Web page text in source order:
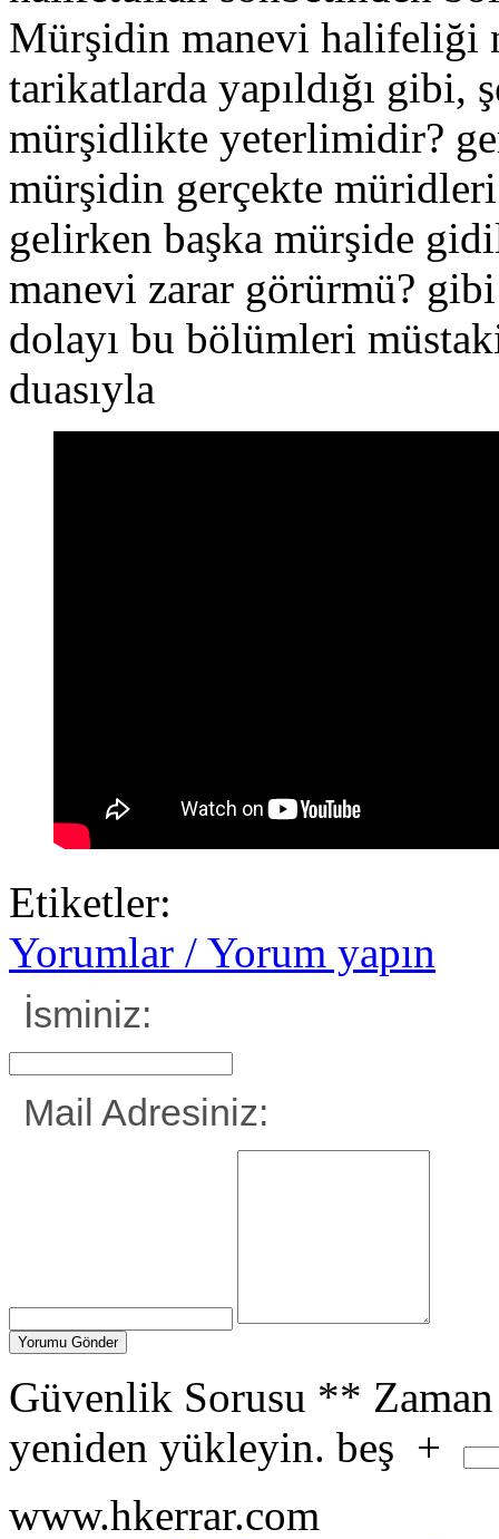
Mürşidin manevi halifeliği
tarikatlarda yapıldığı gibi,
mürşidlikte yeterlimidir?
mürşidin gerçekte
gelirken başka mürşide
manevi zarar görürmü?
dolayı bu bölümleri
duasıyla
Etiketler:
Yorumlar / Yorum yapın
İsminiz:
Mail Adresiniz:
Güvenlik Sorusu **
yeniden yükleyin. beş +
www.hkerrar.com